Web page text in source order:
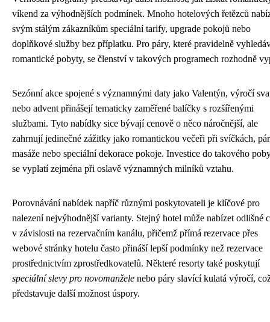
víkend za výhodnějších podmínek. Mnoho hotelových řetězců
svým stálým zákazníkům speciální tarify, upgrade pokojů nebo
doplňkové služby bez příplatku. Pro páry, které pravidelně
romantické pobyty, se členství v takových programech rozhodně
Sezónní akce spojené s významnými daty jako Valentýn, výročí
nebo advent přinášejí tematicky zaměřené balíčky s rozšířenými
službami. Tyto nabídky sice bývají cenově o něco náročnější, ale
zahrnují jedinečné zážitky jako romantickou večeři při svíčkách,
masáže nebo speciální dekorace pokoje. Investice do takového
se vyplatí zejména při oslavě významných milníků vztahu.
Porovnávání nabídek napříč různými poskytovateli je klíčové pro
nalezení nejvýhodnější varianty. Stejný hotel může nabízet odlišné
v závislosti na rezervačním kanálu, přičemž přímá rezervace přes
webové stránky hotelu často přináší lepší podmínky než rezervace
prostřednictvím zprostředkovatelů. Některé resorty také poskytují
speciální slevy pro novomanžele nebo páry slavící kulatá výročí,
představuje další možnost úspory.